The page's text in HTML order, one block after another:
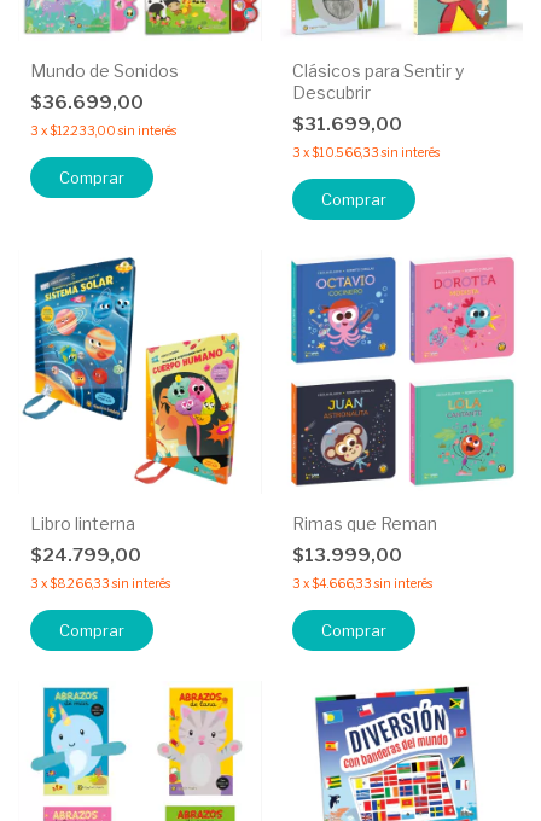
Mundo de Sonidos
$36.699,00
3 x$12.233,00 sin interés
Comprar
Clásicos para Sentir y
Descubrir
$31.699,00
3 x$10.566,33 sin interés
Comprar
Libro linterna
$24.799,00
3 x$8.266,33 sin interés
Comprar
Rimas que Reman
$13.999,00
3 x$4.666,33 sin interés
Comprar